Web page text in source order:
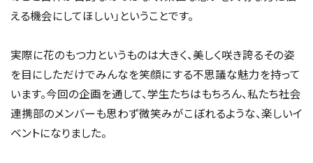
える機会にしてほしい」ということです。
実際に花のもつ力というものは大きく、美しく咲き誇るその姿
を目にしただけでみんなを笑顔にする不思議な魅力を持って
います。今回の企画を通して、学生たちはもちろん、私たち社会
連携部のメンバーも思わず微笑みがこぼれるような、楽しいイ
ベントになりました。